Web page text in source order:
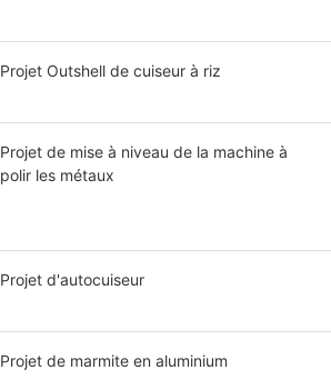
Projet Outshell de cuiseur à riz
Projet de mise à niveau de la machine à
polir les métaux
Projet d'autocuiseur
Projet de marmite en aluminium